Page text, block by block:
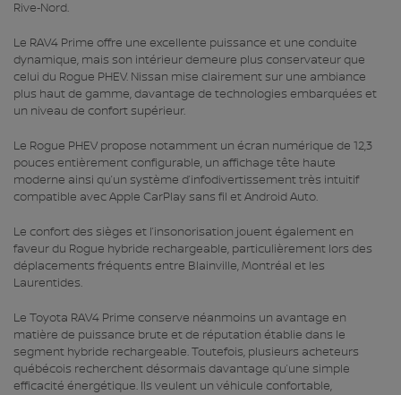
Rive‑Nord.
Le RAV4 Prime offre une excellente puissance et une conduite
dynamique, mais son intérieur demeure plus conservateur que
celui du Rogue PHEV. Nissan mise clairement sur une ambiance
plus haut de gamme, davantage de technologies embarquées et
un niveau de confort supérieur.
Le Rogue PHEV propose notamment un écran numérique de 12,3
pouces entièrement configurable, un affichage tête haute
moderne ainsi qu’un système d’infodivertissement très intuitif
compatible avec Apple CarPlay sans fil et Android Auto.
Le confort des sièges et l’insonorisation jouent également en
faveur du Rogue hybride rechargeable, particulièrement lors des
déplacements fréquents entre Blainville, Montréal et les
Laurentides.
Le Toyota RAV4 Prime conserve néanmoins un avantage en
matière de puissance brute et de réputation établie dans le
segment hybride rechargeable. Toutefois, plusieurs acheteurs
québécois recherchent désormais davantage qu’une simple
efficacité énergétique. Ils veulent un véhicule confortable,